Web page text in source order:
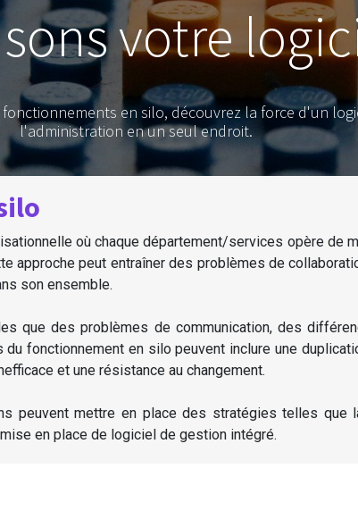
votre
en silo, découvrez la force d'un
l'administration en un seul endroit.
où chaque département/services opère de
approche peut entraîner des problèmes de
son ensemble.
que des problèmes de communication, des
fonctionnement en silo peuvent inclure une
et une résistance au changement.
peuvent mettre en place des stratégies telles que
en place de logiciel de gestion intégré.